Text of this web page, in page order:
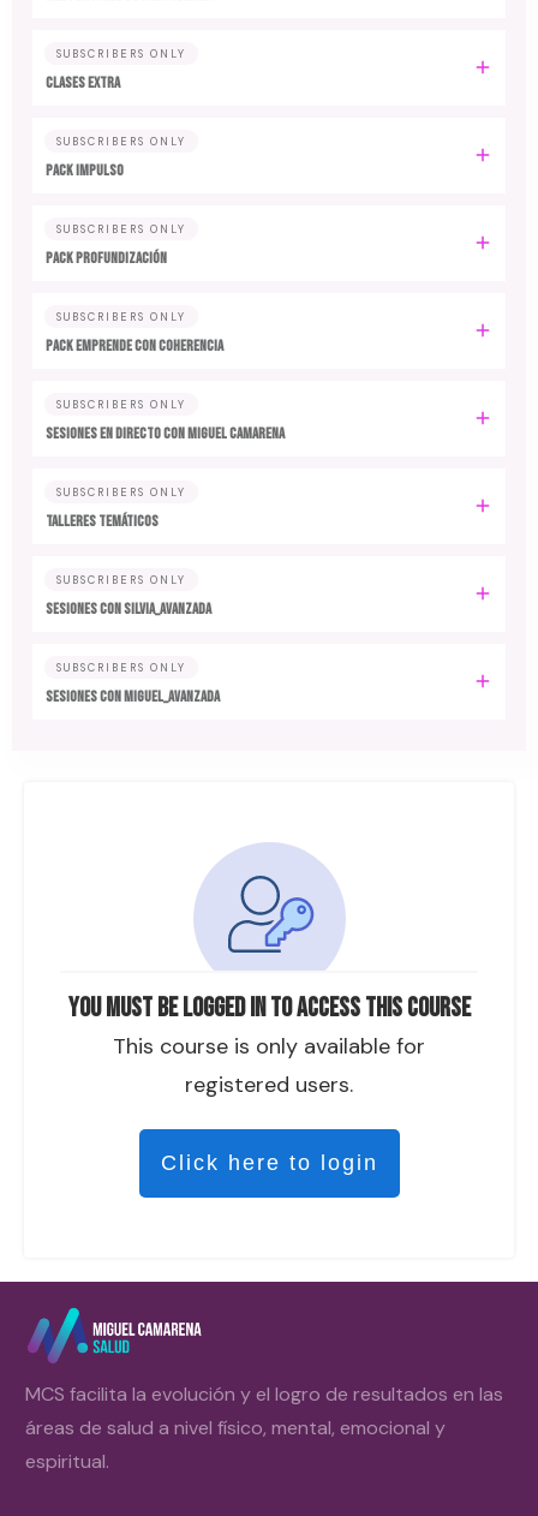
You must be logged in to access this course
This course is only available for
registered users.
Click here to login
SUBSCRIBERS ONLY
CLASES EXTRA
SUBSCRIBERS ONLY
PACK IMPULSO
SUBSCRIBERS ONLY
PACK PROFUNDIZACIÓN
SUBSCRIBERS ONLY
PACK EMPRENDE CON COHERENCIA
SUBSCRIBERS ONLY
SESIONES EN DIRECTO CON MIGUEL CAMARENA
SUBSCRIBERS ONLY
TALLERES TEMÁTICOS
SUBSCRIBERS ONLY
SESIONES CON SILVIA_AVANZADA
SUBSCRIBERS ONLY
SESIONES CON MIGUEL_AVANZADA
MCS facilita la evolución y el logro de resultados en las
áreas de salud a nivel físico, mental, emocional y
espiritual.